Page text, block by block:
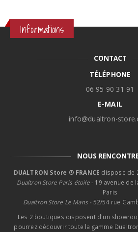
Informations
CONTACT
TÉLÉPHONE
06 95 90 31 91
E-MAIL
info@dualtron-
NOUS
DUALTRON Store ® FRANCE dispose de
Dualtron Store Paris étoile- 19 avenue de
Paris
Dualtron Store Le Mans - 52/54 rue
Les 2 boutiques disposent d'un
pourrez découvrir toute la gamme